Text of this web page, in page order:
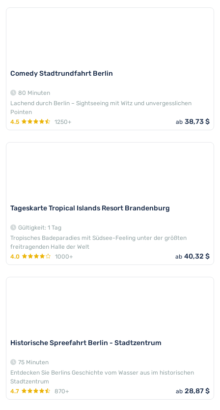
Comedy Stadtrundfahrt Berlin
80 Minuten
Lachend durch Berlin – Sightseeing mit Witz und unvergesslichen
Pointen
4.5
1250+ ab 38,73 $
Tageskarte Tropical Islands Resort Brandenburg
Gültigkeit: 1 Tag
Tropisches Badeparadies mit Südsee-Feeling unter der größten
freitragenden Halle der Welt
4.0
1000+ ab 40,32 $
Historische Spreefahrt Berlin - Stadtzentrum
75 Minuten
Entdecken Sie Berlins Geschichte vom Wasser aus im historischen
Stadtzentrum
4.7
870+ ab 28,87 $